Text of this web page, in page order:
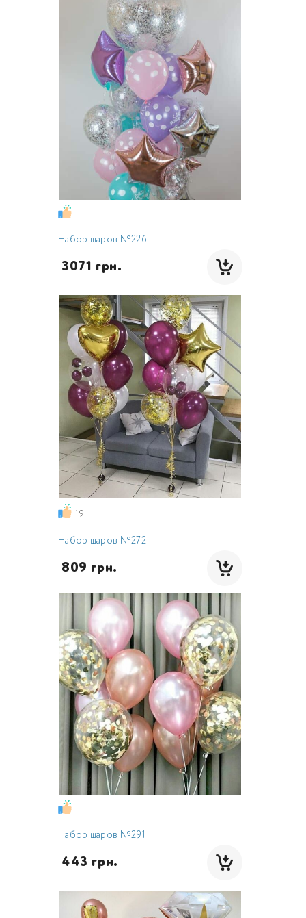
Набор шаров №226
3071 грн.
19
Набор шаров №272
809 грн.
Набор шаров №291
443 грн.